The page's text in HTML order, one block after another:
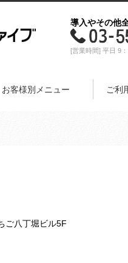
導入やその他
[営業時間] 平日 9
お客様別メニュー ご利
ご八丁堀ビル5F